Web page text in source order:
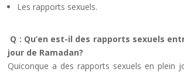
Les rapports sexuels.
Q : Qu’en est-il des rapports sexuels
jour de Ramadan?
Quiconque a des rapports sexuels en plein